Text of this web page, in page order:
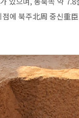
점에 북주北周 중신重